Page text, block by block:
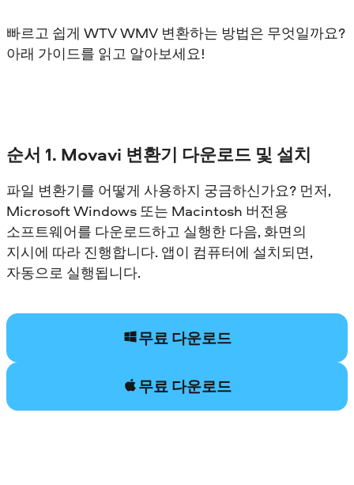
빠르고 쉽게 WTV WMV 변환하는 방법은 무엇일까요?
아래 가이드를 읽고 알아보세요!
순서 1. Movavi 변환기 다운로드 및 설치
파일 변환기를 어떻게 사용하지 궁금하신가요? 먼저,
Microsoft Windows 또는 Macintosh 버전용
소프트웨어를 다운로드하고 실행한 다음, 화면의
지시에 따라 진행합니다. 앱이 컴퓨터에 설치되면,
자동으로 실행됩니다.
무료 다운로드
무료 다운로드